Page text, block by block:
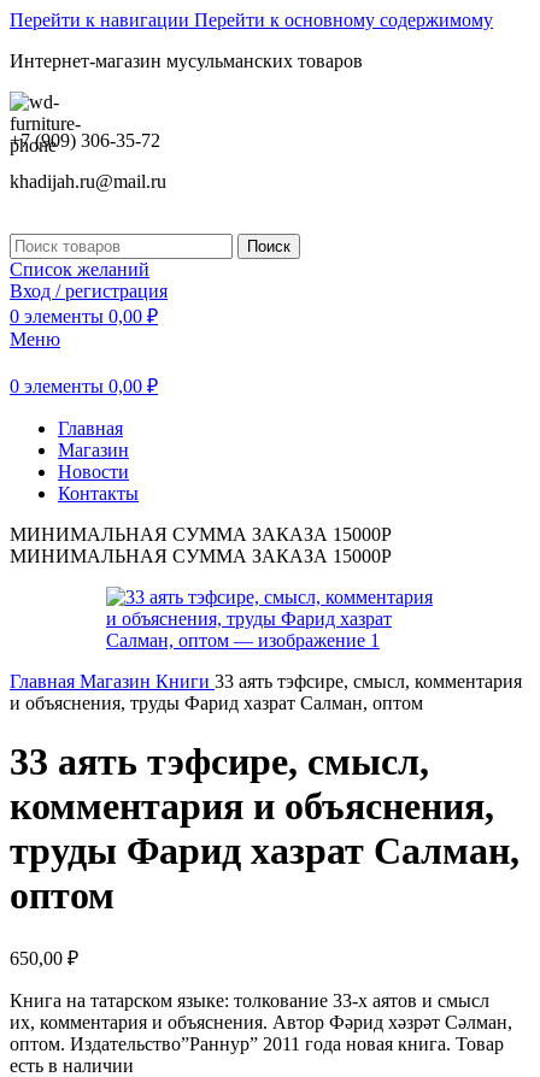
Перейти к навигации Перейти к основному содержимому
Интернет-магазин мусульманских товаров
+7 (909) 306-35-72
khadijah.ru@mail.ru
Поиск
Список желаний
Вход / регистрация
0 элементы 0,00 ₽
Меню
0 элементы 0,00 ₽
Главная
Магазин
Новости
Контакты
МИНИМАЛЬНАЯ СУММА ЗАКАЗА 15000Р
МИНИМАЛЬНАЯ СУММА ЗАКАЗА 15000Р
Главная Магазин Книги 33 аять тэфсире, смысл, комментария
и объяснения, труды Фарид хазрат Салман, оптом
33 аять тэфсире, смысл,
комментария и объяснения,
труды Фарид хазрат Салман,
оптом
650,00 ₽
Книга на татарском языке: толкование 33-х аятов и смысл
их, комментария и объяснения. Автор Фәрид хәзрәт Сәлман,
оптом. Издательство”Раннур” 2011 года новая книга. Товар
есть в наличии